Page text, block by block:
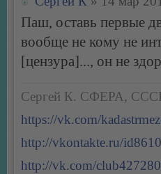
Паш, оставь первые
вообще не кому не
[цензура]..., он не
Сергей К. СФЕРА,
https://vk.com/
http://vkontakte.ru/
http://vk.com/